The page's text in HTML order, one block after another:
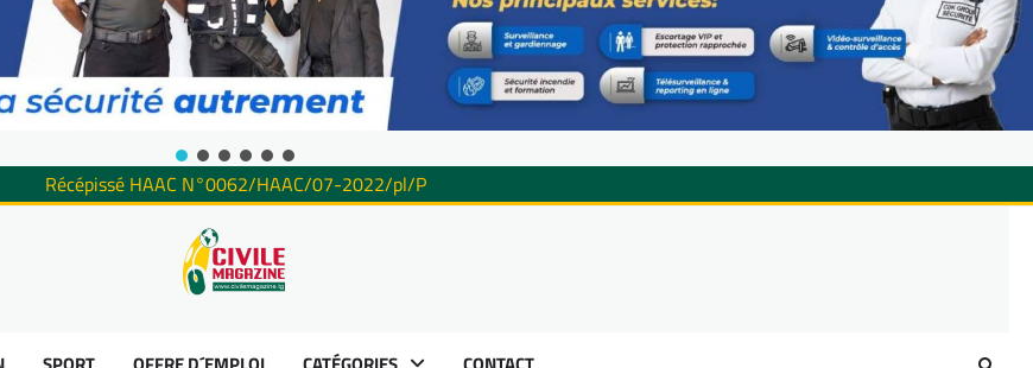
Récépissé HAAC N°0062/HAAC/07-2022/pl/P